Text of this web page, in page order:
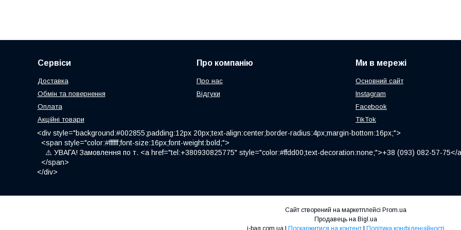
Сервіси
Доставка
Обмін та повернення
Оплата
Акційні товари
Про компанію
Про нас
Відгуки
Ми в мережі
Основний сайт
Instagram
Facebook
TikTok
<div style="background:#002855;padding:12px 20px;text-align:center;border-radius:4px;margin-bottom:16px;">
<span style="color:#ffffff;font-size:16px;font-weight:bold;">
⚠️ УВАГА! Замовлення по т. <a href="tel:+380930825775" style="color:#ffdd00;text-decoration:none;">+38 (093) 082-57-
</span>
</div>
Сайт створений на маркетплейсі Prom.ua
Продавець на Bigl.ua
i-bag.com.ua | Поскаржитися на контент | Політика конфіденційності